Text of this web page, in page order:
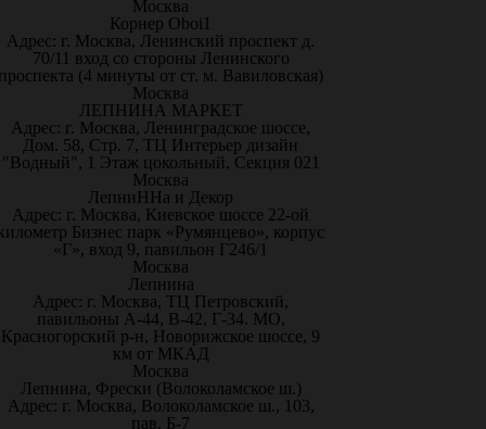
Москва
Корнер Oboi1
Адрес: г. Москва, Ленинский проспект д.
70/11 вход со стороны Ленинского
(4 минуты от ст. м. Вавиловская)
Москва
ЛЕПНИНА МАРКЕТ
Адрес: г. Москва, Ленинградское шоссе,
Дом. 58, Стр. 7, ТЦ Интерьер дизайн
"Водный", 1 Этаж цокольный, Секция 021
Москва
ЛепниННа и Декор
Адрес: г. Москва, Киевское шоссе 22-ой
Бизнес парк «Румянцево», корпус
«Г», вход 9, павильон Г246/1
Москва
Лепнина
Адрес: г. Москва, ТЦ Петровский,
павильоны А-44, В-42, Г-34. МО,
Красногорский р-н, Новорижское шоссе, 9
км от МКАД
Москва
Лепнина, Фрески (Волоколамское ш.)
Адрес: г. Москва, Волоколамское ш., 103,
пав. Б-7